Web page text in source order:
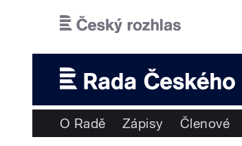
O Radě Zápisy Členové